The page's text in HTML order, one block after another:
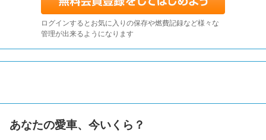
ログインするとお気に入りの保存や燃費記録など様々な
管理が出来るようになります
あなたの愛車、今いくら？